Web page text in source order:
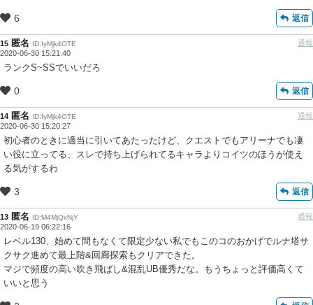
6 返信
15 匿名 ID:IyMjk4OTE
2020-06-30 15:21:40
通報
ランクS~SSでいいだろ
0 返信
14 匿名 ID:IyMjk4OTE
2020-06-30 15:20:27
通報
初心者のときに適当に引いてあたったけど、クエストでもアリーナでも凄
い役に立ってる、スレで持ち上げられてるキャラよりコイツのほうが使え
る気がするわ
3 返信
13 匿名 ID:M4MjQxNjY
2020-06-19 06:22:16
通報
レベル130、始めて間もなくて限定少ない私でもこのコのおかげでルナ塔サ
クサク進めて最上階&回廊探索もクリアできた。
マジで頻度の高い吹き飛ばし&混乱UB優秀だな。もうちょっと評価高くて
いいと思う